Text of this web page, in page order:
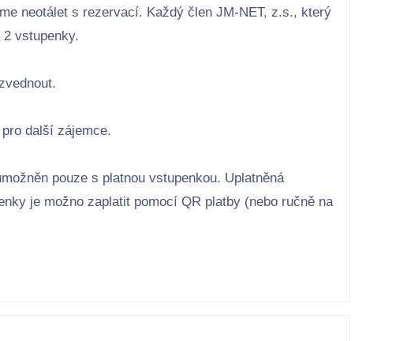
neotálet s rezervací. Každý člen JM-NET, z.s., který
vstupenky.
další zájemce.
pouze s platnou vstupenkou. Uplatněná
je možno zaplatit pomocí QR platby (nebo ručně na